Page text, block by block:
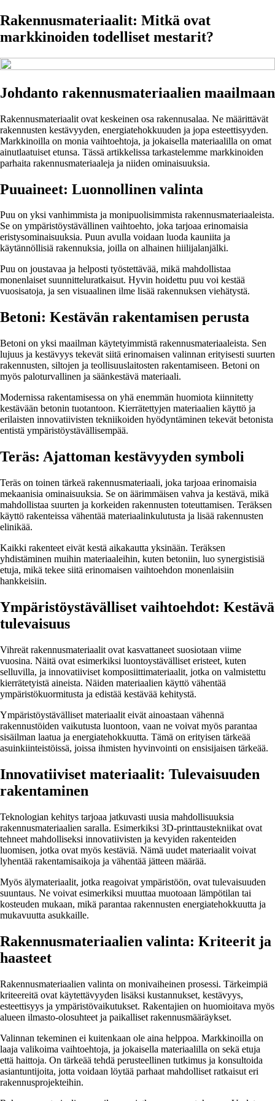
Rakennusmateriaalit: Mitkä ovat
markkinoiden todelliset mestarit?
Johdanto rakennusmateriaalien maailmaan
Rakennusmateriaalit ovat keskeinen osa rakennusalaa. Ne määrittävät
rakennusten kestävyyden, energiatehokkuuden ja jopa esteettisyyden.
Markkinoilla on monia vaihtoehtoja, ja jokaisella materiaalilla on omat
ainutlaatuiset etunsa. Tässä artikkelissa tarkastelemme markkinoiden
parhaita rakennusmateriaaleja ja niiden ominaisuuksia.
Puuaineet: Luonnollinen valinta
Puu on yksi vanhimmista ja monipuolisimmista rakennusmateriaaleista.
Se on ympäristöystävällinen vaihtoehto, joka tarjoaa erinomaisia
eristysominaisuuksia. Puun avulla voidaan luoda kauniita ja
käytännöllisiä rakennuksia, joilla on alhainen hiilijalanjälki.
Puu on joustavaa ja helposti työstettävää, mikä mahdollistaa
monenlaiset suunnitteluratkaisut. Hyvin hoidettu puu voi kestää
vuosisatoja, ja sen visuaalinen ilme lisää rakennuksen viehätystä.
Betoni: Kestävän rakentamisen perusta
Betoni on yksi maailman käytetyimmistä rakennusmateriaaleista. Sen
lujuus ja kestävyys tekevät siitä erinomaisen valinnan erityisesti suurten
rakennusten, siltojen ja teollisuuslaitosten rakentamiseen. Betoni on
myös paloturvallinen ja säänkestävä materiaali.
Modernissa rakentamisessa on yhä enemmän huomiota kiinnitetty
kestävään betonin tuotantoon. Kierrätettyjen materiaalien käyttö ja
erilaisten innovatiivisten tekniikoiden hyödyntäminen tekevät betonista
entistä ympäristöystävällisempää.
Teräs: Ajattoman kestävyyden symboli
Teräs on toinen tärkeä rakennusmateriaali, joka tarjoaa erinomaisia
mekaanisia ominaisuuksia. Se on äärimmäisen vahva ja kestävä, mikä
mahdollistaa suurten ja korkeiden rakennusten toteuttamisen. Teräksen
käyttö rakenteissa vähentää materiaalinkulutusta ja lisää rakennusten
elinikää.
Kaikki rakenteet eivät kestä aikakautta yksinään. Teräksen
yhdistäminen muihin materiaaleihin, kuten betoniin, luo synergistisiä
etuja, mikä tekee siitä erinomaisen vaihtoehdon monenlaisiin
hankkeisiin.
Ympäristöystävälliset vaihtoehdot: Kestävä
tulevaisuus
Vihreät rakennusmateriaalit ovat kasvattaneet suosiotaan viime
vuosina. Näitä ovat esimerkiksi luontoystävälliset eristeet, kuten
selluvilla, ja innovatiiviset komposiittimateriaalit, jotka on valmistettu
kierrätetyistä aineista. Näiden materiaalien käyttö vähentää
ympäristökuormitusta ja edistää kestävää kehitystä.
Ympäristöystävälliset materiaalit eivät ainoastaan vähennä
rakennustöiden vaikutusta luontoon, vaan ne voivat myös parantaa
sisäilman laatua ja energiatehokkuutta. Tämä on erityisen tärkeää
asuinkiinteistöissä, joissa ihmisten hyvinvointi on ensisijaisen tärkeää.
Innovatiiviset materiaalit: Tulevaisuuden
rakentaminen
Teknologian kehitys tarjoaa jatkuvasti uusia mahdollisuuksia
rakennusmateriaalien saralla. Esimerkiksi 3D-printtaustekniikat ovat
tehneet mahdolliseksi innovatiivisten ja kevyiden rakenteiden
luomisen, jotka ovat myös kestäviä. Nämä uudet materiaalit voivat
lyhentää rakentamisaikoja ja vähentää jätteen määrää.
Myös älymateriaalit, jotka reagoivat ympäristöön, ovat tulevaisuuden
suuntaus. Ne voivat esimerkiksi muuttaa muotoaan lämpötilan tai
kosteuden mukaan, mikä parantaa rakennusten energiatehokkuutta ja
mukavuutta asukkaille.
Rakennusmateriaalien valinta: Kriteerit ja
haasteet
Rakennusmateriaalien valinta on monivaiheinen prosessi. Tärkeimpiä
kriteereitä ovat käytettävyyden lisäksi kustannukset, kestävyys,
esteettisyys ja ympäristövaikutukset. Rakentajien on huomioitava myös
alueen ilmasto-olosuhteet ja paikalliset rakennusmääräykset.
Valinnan tekeminen ei kuitenkaan ole aina helppoa. Markkinoilla on
laaja valikoima vaihtoehtoja, ja jokaisella materiaalilla on sekä etuja
että haittoja. On tärkeää tehdä perusteellinen tutkimus ja konsultoida
asiantuntijoita, jotta voidaan löytää parhaat mahdolliset ratkaisut eri
rakennusprojekteihin.